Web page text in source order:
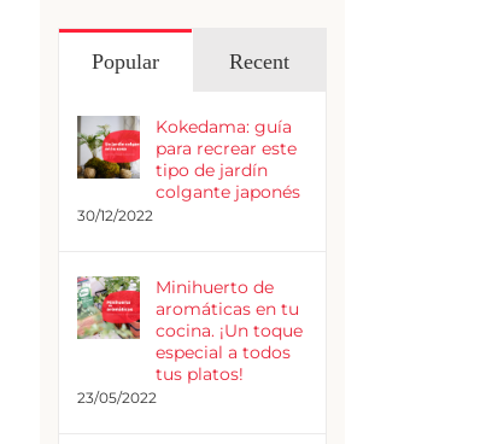
Popular Recent
Kokedama: guía
para recrear este
tipo de jardín
colgante japonés
30/12/2022
Minihuerto de
aromáticas en tu
cocina. ¡Un toque
especial a todos
tus platos!
23/05/2022